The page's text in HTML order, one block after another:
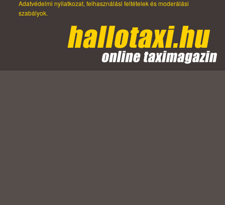
Adatvédelmi nyilatkozat, felhasználási feltételek és moderálási
szabályok.